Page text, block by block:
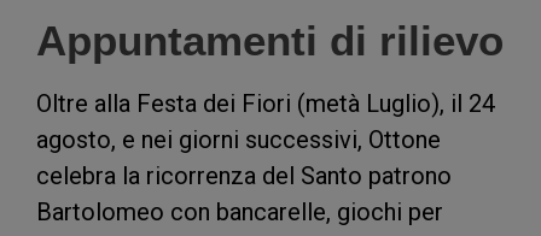
Appuntamenti di rilievo
Oltre alla Festa dei Fiori (metà Luglio), il 24
agosto, e nei giorni successivi, Ottone
celebra la ricorrenza del Santo patrono
Bartolomeo con bancarelle, giochi per